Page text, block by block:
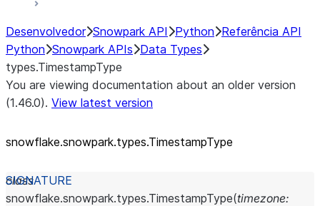
Desenvolvedor Snowpark API Python Referência API
Python Snowpark APIs Data Types
types.TimestampType
You are viewing documentation about an older version
(1.46.0). View latest version
snowflake.snowpark.types.TimestampType
class
snowflake.snowpark.types.TimestampType(timezone: